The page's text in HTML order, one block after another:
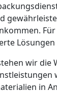
wir die
in